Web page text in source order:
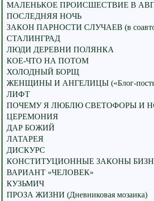
МАЛЕНЬКОЕ ПРОИСШЕСТВИЕ В
ПОСЛЕДНЯЯ НОЧЬ
ЗАКОН ПАРНОСТИ СЛУЧАЕВ (в
СТАЛИНГРАД
ЛЮДИ ДЕРЕВНИ ПОЛЯНКА
КОЕ-ЧТО НА ПОТОМ
ХОЛОДНЫЙ БОРЩ
ЖЕНЩИНЫ И АНГЕЛИЦЫ («Блог-
ЛИФТ
ПОЧЕМУ Я ЛЮБЛЮ СВЕТОФОРЫ И
ЦЕРЕМОНИЯ
ДАР БОЖИЙ
ЛАТАРЕЯ
ДИСКУРС
КОНСТИТУЦИОННЫЕ ЗАКОНЫ
ВАРИАНТ «ЧЕЛОВЕК»
КУЗЬМИЧ
ПРОЗА ЖИЗНИ (Дневниковая мозаика)